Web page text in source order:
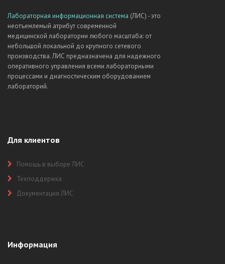
Лабораторная информационная система (ЛИС) - это
неотъемлемый атрибут современной
медицинской лаборатории любого масштаба: от
небольшой локальной до крупного сетевого
производства. ЛИС предназначена для надежного
оперативного управления всеми лабораторными
процессами и диагностическим оборудованием
лабораторий.
Для клиентов
Помощь в выборе ЛИС
Техподдержка
Документация ЛИС
Информация